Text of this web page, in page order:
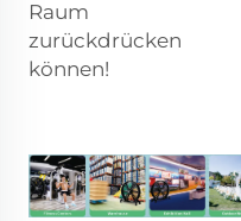
Raum
zurückdrücken
können!